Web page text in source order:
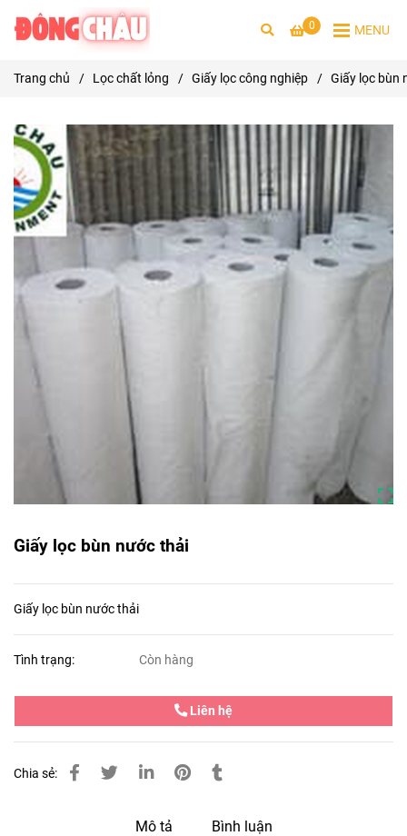
0 MENU
Trang chủ / Lọc chất lỏng / Giấy lọc công nghiệp / Giấy lọc bùn
Giấy lọc bùn nước thải
Giấy lọc bùn nước thải
Tình trạng: Còn hàng
Liên hệ
Chia sẻ:
Mô tả Bình luận